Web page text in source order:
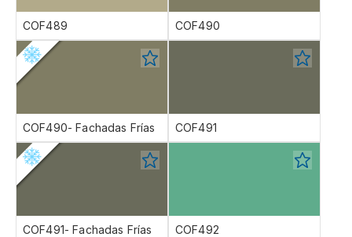
COF489 COF490
COF490- Fachadas Frías COF491
COF491- Fachadas Frías COF492